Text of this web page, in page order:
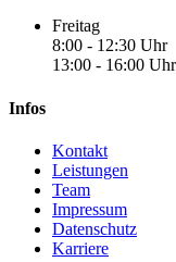
Freitag
8:00 - 12:30 Uhr
13:00 - 16:00 Uhr
Infos
Kontakt
Leistungen
Team
Impressum
Datenschutz
Karriere